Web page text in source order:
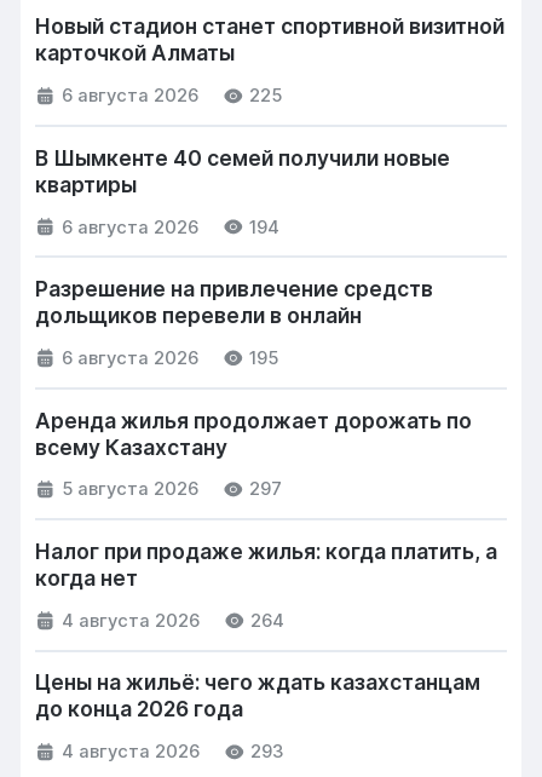
Новый стадион станет спортивной визитной
карточкой Алматы
6 августа 2026 225
В Шымкенте 40 семей получили новые
квартиры
6 августа 2026 194
Разрешение на привлечение средств
дольщиков перевели в онлайн
6 августа 2026 195
Аренда жилья продолжает дорожать по
всему Казахстану
5 августа 2026 297
Налог при продаже жилья: когда платить, а
когда нет
4 августа 2026 264
Цены на жильё: чего ждать казахстанцам
до конца 2026 года
4 августа 2026 293